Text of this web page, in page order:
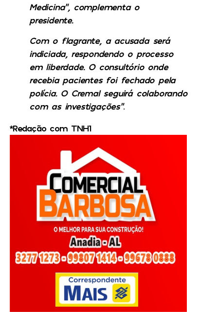
Medicina”, complementa o
presidente.
Com o flagrante, a acusada será
indiciada, respondendo o processo
em liberdade. O consultório onde
recebia pacientes foi fechado pela
polícia. O Cremal seguirá colaborando
com as investigações”.
*Redação com TNH1